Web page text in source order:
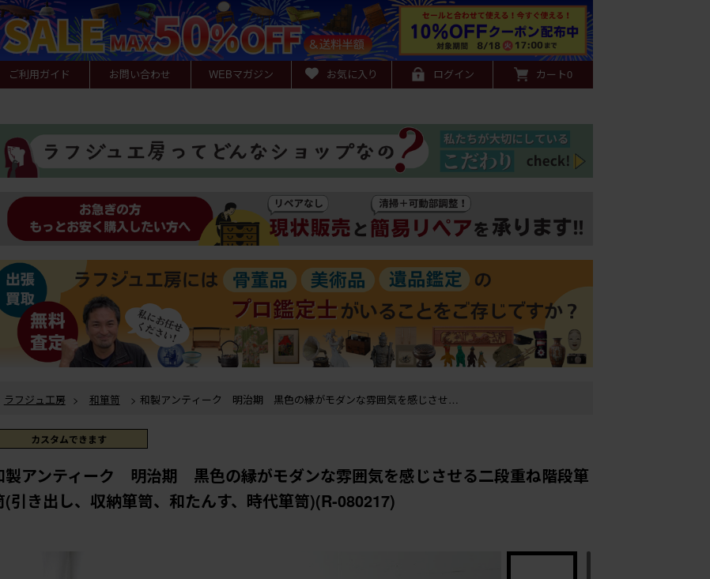
ご利用ガイド お問い合わせ WEBマガジン お気に入り ログイン カート0
ラフジュ工房 > 和箪笥
を感じさせる二段重ね階段箪笥(引き出し、収納箪笥、和たんす、時代箪笥)(R-080217)
カスタムできます
製アンティーク 明治期 黒色の縁がモダンな雰囲気を感じさせる二段重ね階段箪
(引き出し、収納箪笥、和たんす、時代箪笥)(R-080217)